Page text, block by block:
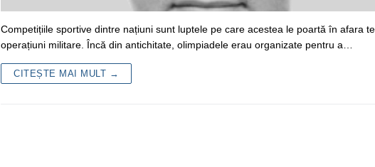
Competițiile sportive dintre națiuni sunt luptele pe care acestea le poartă în afara
operațiuni militare. Încă din antichitate, olimpiadele erau organizate pentru a…
CITEȘTE MAI MULT →